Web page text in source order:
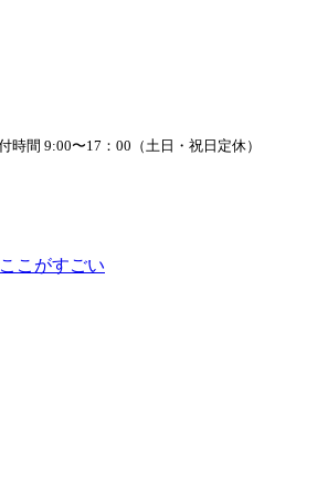
時間 9:00〜17：00（土日・祝日定休）
こがすごい